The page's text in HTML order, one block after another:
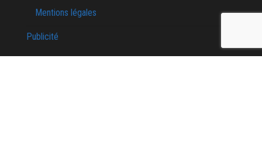
Mentions légales
Publicité